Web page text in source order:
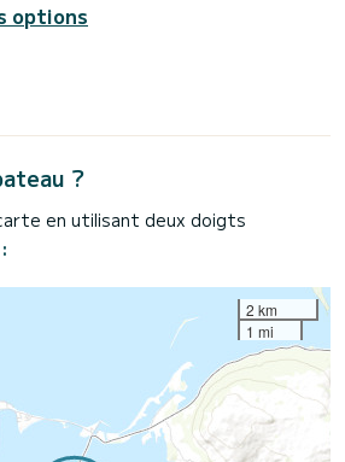
options
?
en utilisant deux doigts
2 km
1 mi